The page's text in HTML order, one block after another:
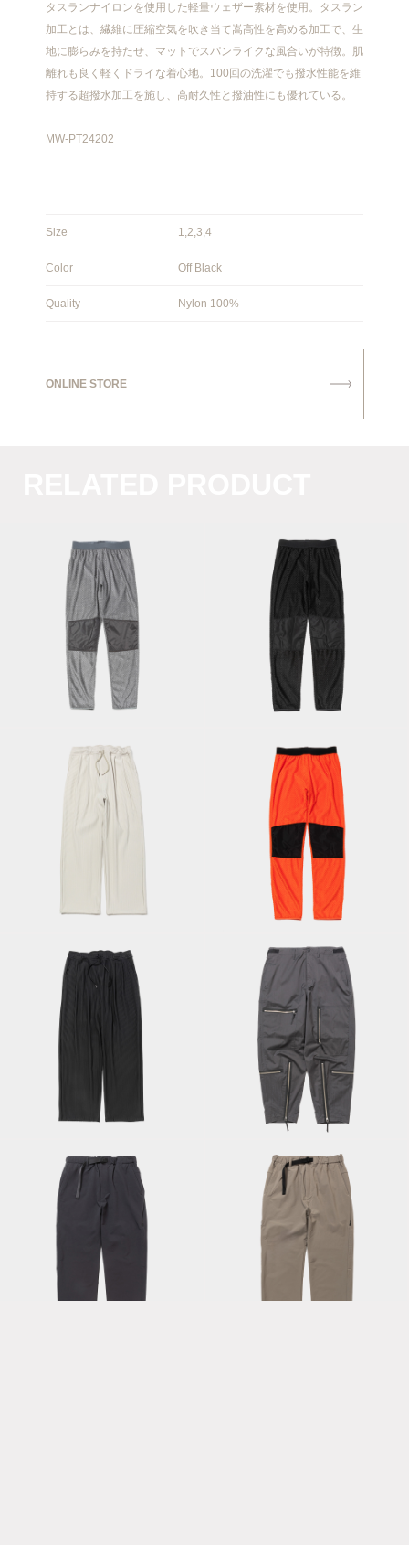
タスランナイロンを使用した軽量ウェザー素材を使用。タスラン
加工とは、繊維に圧縮空気を吹き当て嵩高性を高める加工で、生
地に膨らみを持たせ、マットでスパンライクな風合いが特徴。肌
離れも良く軽くドライな着心地。100回の洗濯でも撥水性能を維
持する超撥水加工を施し、高耐久性と撥油性にも優れている。
MW-PT24202
Size 1,2,3,4
Color Off Black
Quality Nylon 100%
ONLINE STORE
Octa® Tights/Grey
Octa® Tights/Off
Uneven Fabric Wide
Slacks/Off White
Octa®
Tights/Orange
Uneven Fabric Wide
Slacks/Off Black
Alpinix Flight
PT/Charcoal
All-Weather Code-
All-Weather Code-